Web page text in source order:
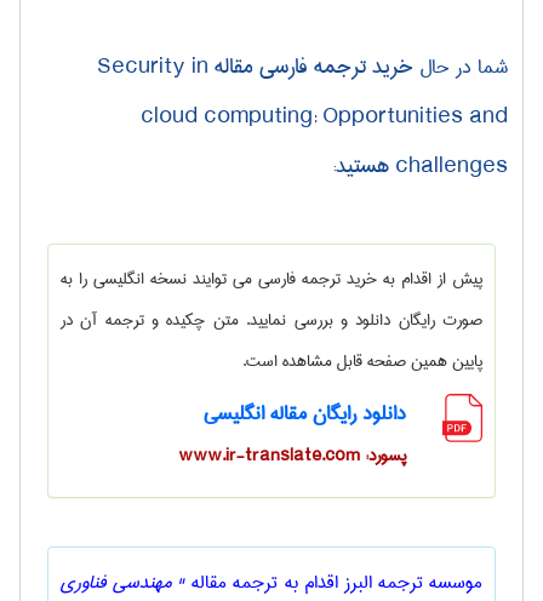
شما در حال
خرید ترجمه فارسی مقاله Security in
cloud computing: Opportunities and
challenges هستید
:
پیش از اقدام به خرید ترجمه فارسی می توایند نسخه انگلیسی را به
صورت رایگان دانلود و بررسی نمایید. متن چکیده و ترجمه آن در
پایین همین صفحه قابل مشاهده است.
دانلود رایگان مقاله انگلیسی
پسورد: www.ir-translate.com
موسسه ترجمه البرز اقدام به ترجمه مقاله" مهندسی فناوری